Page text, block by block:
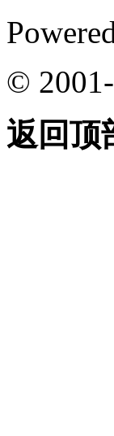
©
返回顶